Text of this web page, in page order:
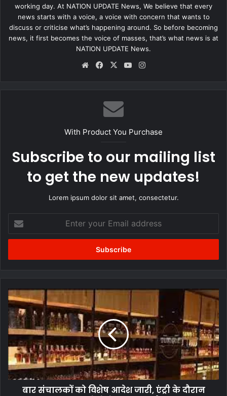
working day. At NATION UPDATE News, We believe that every
news starts with a voice, a voice with concern that wants to
discuss or criticise what’s happening around. So before becoming
news, it first becomes the voice of masses, that’s what news is at
NATION UPDATE News.
WebsiteFacebook
X YouTube
With Product You Purchase
Subscribe to our mailing list
to get the new updates!
Lorem ipsum dolor sit amet, consectetur.
your
Email
बार
संचालकों
को
विशेष
आदेश
जारी,
एंट्री
के
दौरान
ग्राहकोंबार संचालकों को विशेष आदेश जारी, एंट्री के दौरान